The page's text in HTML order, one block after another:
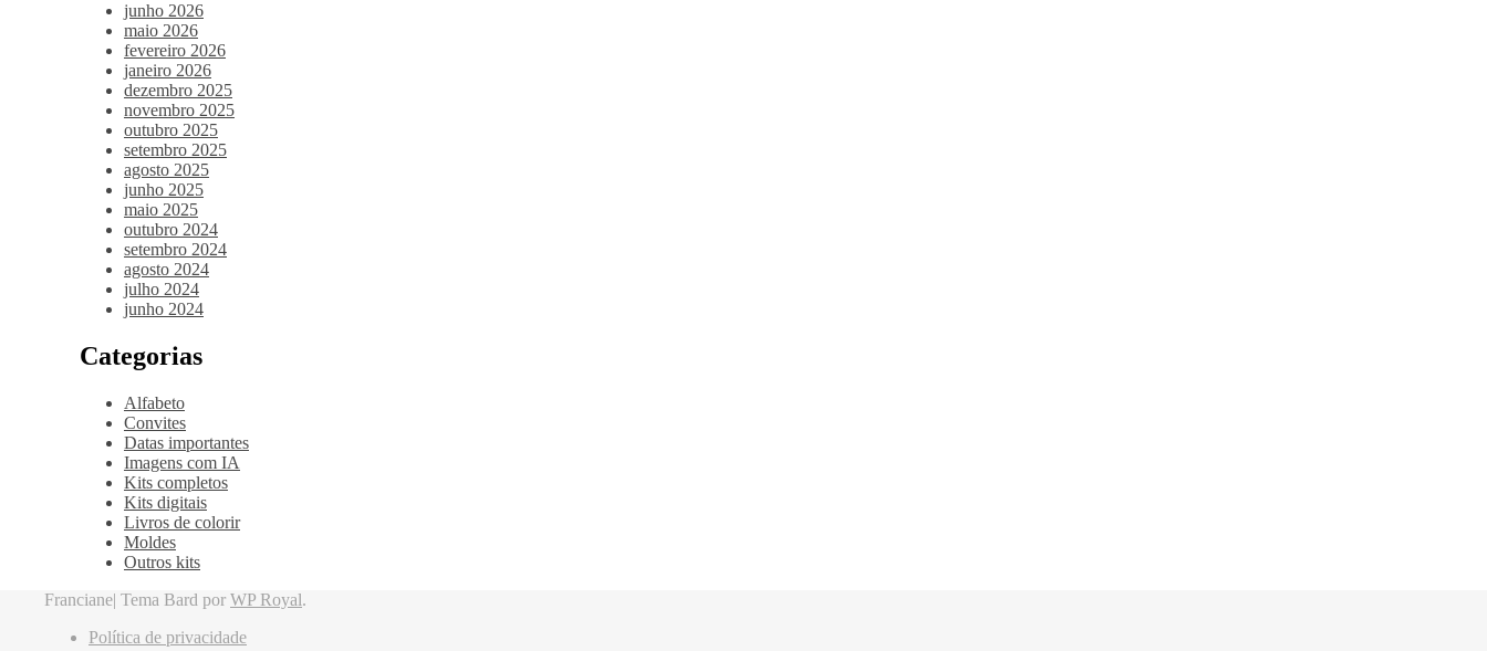
junho 2026
maio 2026
fevereiro 2026
janeiro 2026
dezembro 2025
novembro 2025
outubro 2025
setembro 2025
agosto 2025
junho 2025
maio 2025
outubro 2024
setembro 2024
agosto 2024
julho 2024
junho 2024
Categorias
Alfabeto
Convites
Datas importantes
Imagens com IA
Kits completos
Kits digitais
Livros de colorir
Moldes
Outros kits
Franciane| Tema Bard por WP Royal.
Política de privacidade